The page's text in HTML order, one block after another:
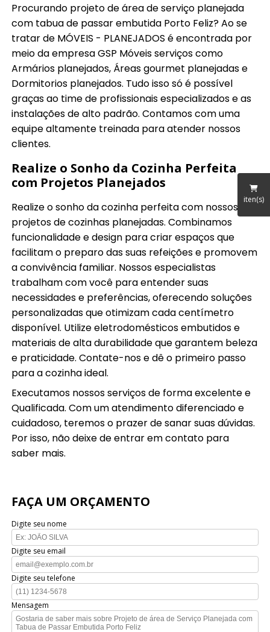
iten(s)
Procurando projeto de área de serviço planejada
com tabua de passar embutida Porto Feliz? Ao se
tratar de MÓVEIS - PLANEJADOS é encontrada por
meio da empresa GSP Móveis serviços como
Armários planejados, Áreas gourmet planejadas e
Dormitorios planejados. Tudo isso só é possível
graças ao time de profissionais especializados e as
instalações de alto padrão. Contamos com uma
equipe altamente treinada para atender nossos
clientes.
Realize o Sonho da Cozinha Perfeita
com Projetos Planejados
Realize o sonho da cozinha perfeita com nossos
projetos de cozinhas planejadas. Combinamos
funcionalidade e design para criar espaços que
facilitam o preparo das suas refeições e promovem
a convivência familiar. Nossos especialistas
trabalham com você para entender suas
necessidades e preferências, oferecendo soluções
personalizadas que otimizam cada centímetro
disponível. Utilize eletrodomésticos embutidos e
materiais de alta durabilidade que garantem beleza
e praticidade. Contate-nos e dê o primeiro passo
para a cozinha ideal.
Executamos nossos serviços de forma excelente e
Qualificada. Com um atendimento diferenciado e
cuidadoso, teremos o prazer de sanar suas dúvidas.
Por isso, não deixe de entrar em contato para
saber mais.
FAÇA UM ORÇAMENTO
Digite seu nome
Digite seu email
Digite seu telefone
Mensagem